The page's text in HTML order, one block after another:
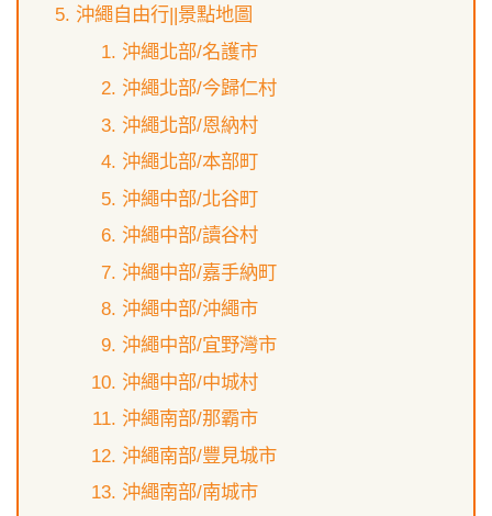
沖繩自由行||景點地圖
沖繩北部/名護市
沖繩北部/今歸仁村
沖繩北部/恩納村
沖繩北部/本部町
沖繩中部/北谷町
沖繩中部/讀谷村
沖繩中部/嘉手納町
沖繩中部/沖繩市
沖繩中部/宜野灣市
沖繩中部/中城村
沖繩南部/那霸市
沖繩南部/豐見城市
沖繩南部/南城市